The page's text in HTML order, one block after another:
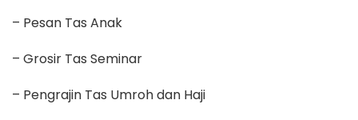
– Pesan Tas Anak
– Grosir Tas Seminar
– Pengrajin Tas Umroh dan Haji